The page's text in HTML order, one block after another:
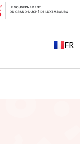
FR
EN
LU